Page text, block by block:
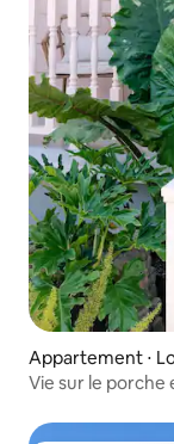
Appartement ⋅
Vie sur le porche